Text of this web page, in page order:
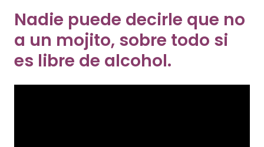
Nadie puede decirle que no
a un mojito, sobre todo si
es libre de alcohol.